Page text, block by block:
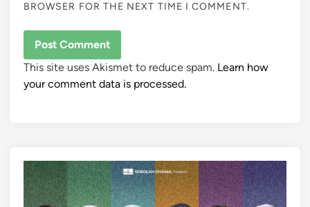
BROWSER FOR THE NEXT TIME I COMMENT.
This site uses Akismet to reduce spam. Learn how
your comment data is processed.